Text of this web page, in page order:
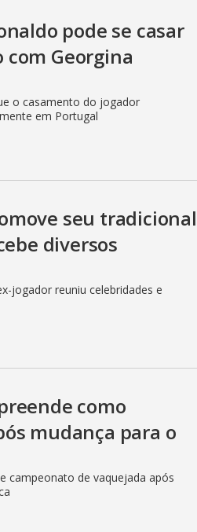
pode se casar
com Georgina
o casamento do jogador
em Portugal
seu tradicional
diversos
jogador reuniu celebridades e
como
mudança para o
campeonato de vaquejada após